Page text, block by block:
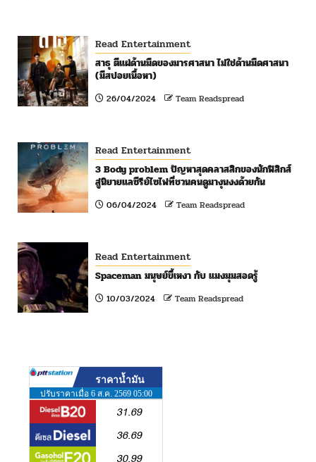
Read Entertainment
สาธุ ตีแผ่ด้านมืดของมารศาสนา ไม่ใช่ด้านมืดศาสนา
(มีสปอยเนื้อหา)
26/04/2024 Team Readspread
Read Entertainment
3 Body problem ปัญหาสุดคลาสสิกของนักฟิสิกส์
สู่นิยายแลซีรีย์ไซไฟที่ชวนคนดูมางุนงงด้วยกัน
06/04/2024 Team Readspread
Read Entertainment
Spaceman มนุษย์ขี้เหงา กับ แมงมุมสอดรู้
10/03/2024 Team Readspread